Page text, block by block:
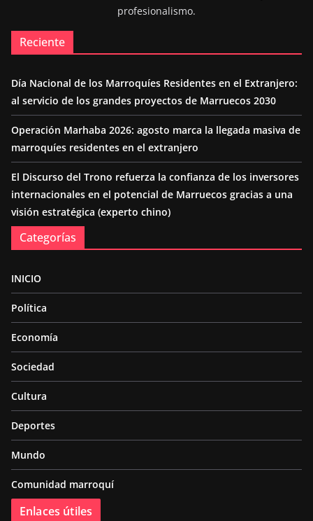
profesionalismo.
Reciente
Día Nacional de los Marroquíes Residentes en el Extranjero:
al servicio de los grandes proyectos de Marruecos 2030
Operación Marhaba 2026: agosto marca la llegada masiva de
marroquíes residentes en el extranjero
El Discurso del Trono refuerza la confianza de los inversores
internacionales en el potencial de Marruecos gracias a una
visión estratégica (experto chino)
Categorías
INICIO
Política
Economía
Sociedad
Cultura
Deportes
Mundo
Comunidad marroquí
Enlaces útiles